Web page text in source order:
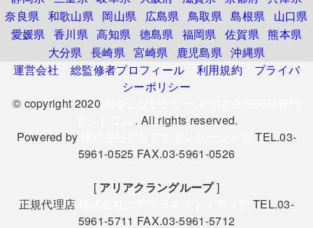
奈良県
和歌山県 岡山県 広島県 鳥取県 島根県
山口県
愛媛県
香川県 高知県 徳島県 福岡県 佐賀県
熊本県
大分県
長崎県 宮崎県 鹿児島県 沖縄県
運営会社
総監修者プロフィール 利用規約
プライバ
シーポリシー
© copyright 2020
. All rights reserved.
Powered by
TEL.03-
5961-0525 FAX.03-5961-0526
[ アリアクラングループ]
正規代理店
TEL.03-
5961-5711 FAX.03-5961-5712